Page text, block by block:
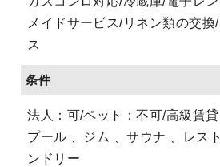
メイドサービス/リネン類の交
ス
条件
法人：可/ペット：不可/高級賃貸
プール 、ジム 、サウナ 、レス
ンドリー